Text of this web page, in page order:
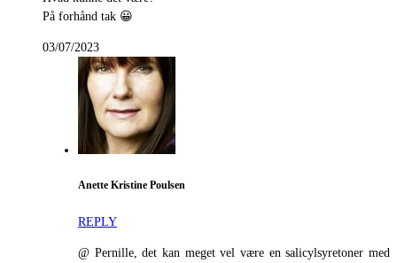
På forhånd tak 😀
03/07/2023
Anette Kristine Poulsen
REPLY
@ Pernille, det kan meget vel være en salicylsyretoner med